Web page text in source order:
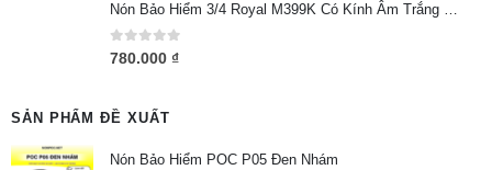
Nón Bảo Hiểm 3/4 Royal M399K Có Kính Âm Trắng Bóng
0out of 5
780.000 ₫
SẢN PHẨM ĐỀ XUẤT
Nón Bảo Hiểm POC P05 Đen Nhám